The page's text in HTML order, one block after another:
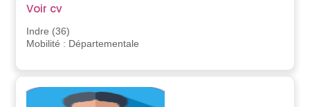
Voir cv
Indre (36)
Mobilité : Départementale